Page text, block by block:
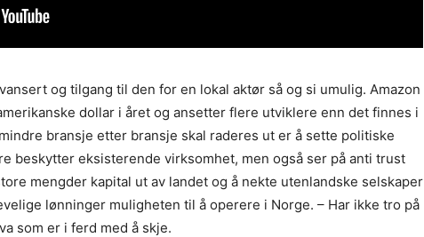
og tilgang til den for en lokal aktør så og si umulig. Amazon
dollar i året og ansetter flere utviklere enn det finnes i
bransje etter bransje skal raderes ut er å sette politiske
beskytter eksisterende virksomhet, men også ser på anti trust
mengder kapital ut av landet og å nekte utenlandske selskaper
lønninger muligheten til å operere i Norge. – Har ikke tro på
som er i ferd med å skje.